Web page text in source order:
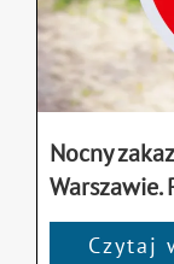
Nocny
Warszawie.
Czytaj